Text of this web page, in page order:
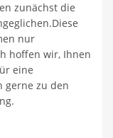
zunächst die
nur
hoffen wir, Ihnen
eine
gerne zu den